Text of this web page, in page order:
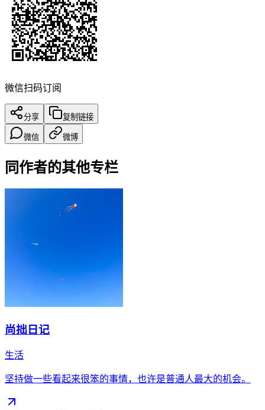
微信扫码订阅
分享 复制链接
微信 微博
同作者的其他专栏
尚拙日记
生活
坚持做一些看起来很笨的事情，也许是普通人最大的机会。